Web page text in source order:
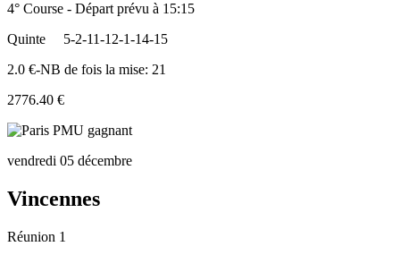
4° Course - Départ prévu à 15:15
Quinte
5-2-11-12-1-14-15
2.0 €-NB de fois la mise: 21
2776.40 €
vendredi 05 décembre
Vincennes
Réunion 1